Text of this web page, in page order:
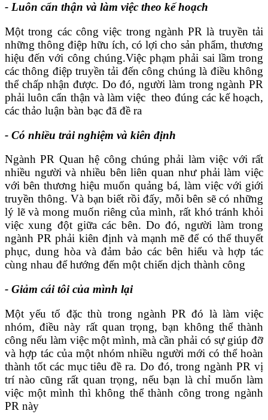
- Luôn cẩn thận và làm việc theo kế hoạch
Một trong các công việc trong ngành PR là truyền tải
những thông điệp hữu ích, có lợi cho sản phẩm, thương
hiệu đến với công chúng.Việc phạm phải sai lầm trong
các thông điệp truyền tải đến công chúng là điều không
thể chấp nhận được. Do đó, người làm trong ngành PR
phải luôn cẩn thận và làm việc theo đúng các kế hoạch,
các thảo luận bàn bạc đã đề ra
- Có nhiều trải nghiệm và kiên định
Ngành PR Quan hệ công chúng phải làm việc với rất
nhiều người và nhiều bên liên quan như phải làm việc
với bên thương hiệu muốn quảng bá, làm việc với giới
truyền thông. Và bạn biết rồi đấy, mỗi bên sẽ có những
lý lẽ và mong muốn riêng của mình, rất khó tránh khỏi
việc xung đột giữa các bên. Do đó, người làm trong
ngành PR phải kiên định và mạnh mẽ để có thể thuyết
phục, dung hòa và đảm bảo các bên hiểu và hợp tác
cùng nhau để hướng đến một chiến dịch thành công
- Giảm cái tôi của mình lại
Một yếu tố đặc thù trong ngành PR đó là làm việc
nhóm, điều này rất quan trọng, bạn không thể thành
công nếu làm việc một mình, mà cần phải có sự giúp đỡ
và hợp tác của một nhóm nhiều người mới có thể hoàn
thành tốt các mục tiêu đề ra. Do đó, trong ngành PR vị
trí nào cũng rất quan trọng, nếu bạn là chỉ muốn làm
việc một mình thì không thể thành công trong ngành
PR này